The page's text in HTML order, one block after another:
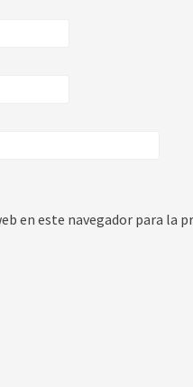
en este navegador para la